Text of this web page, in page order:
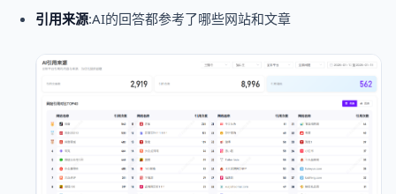
引用来源:AI的回答都参考了哪些网站和文章